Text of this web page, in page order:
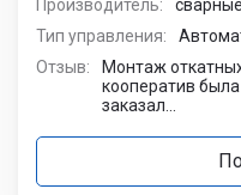
Производитель:
сварные
Тип управления:
Отзыв:
Монтаж
кооператив
заказал...